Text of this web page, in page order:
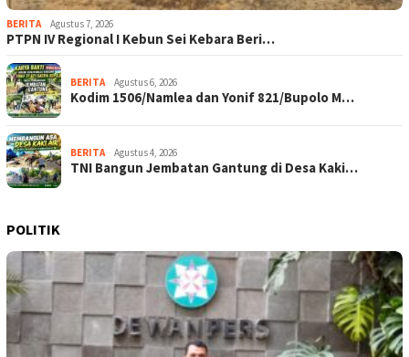
BERITA Agustus 7, 2026
PTPN IV Regional I Kebun Sei Kebara Beri…
BERITA Agustus 6, 2026
Kodim 1506/Namlea dan Yonif 821/Bupolo M…
BERITA Agustus 4, 2026
TNI Bangun Jembatan Gantung di Desa Kaki…
POLITIK